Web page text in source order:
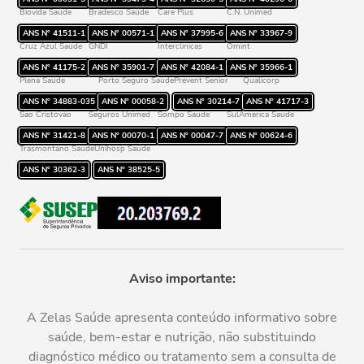
Biovida Saúde
ANS Nº 41511-1
Bradesco Saúde
ANS Nº 00571-1
Care Plus
ANS Nº 37995-6
C.N. Unimed
ANS Nº 33967-9
Cruz Azul Saúde
ANS Nº 41175-2
GNDI
ANS Nº 35901-7
Interclínicas
ANS Nº 42084-1
Omint
ANS Nº 35966-1
Plena Saúde
ANS Nº 34883-035
Porto Seguro Saúde
ANS Nº 00058-2
Prevent Senior
ANS Nº 30214-7
Qualicorp
ANS Nº 41717-3
São Cristóvão
ANS Nº 31421-8
Seguros Unimed
ANS Nº 00070-1
Sompo Saúde
ANS Nº 00047-7
SulAmérica Saúde
ANS Nº 00624-6
Trasmontano Saúde
ANS Nº 30362-3
Unihosp Saúde
ANS Nº 38525-5
Aviso importante:
A Zelas Saúde apresenta conteúdo informativo sobre
saúde, bem-estar e nutrição, não substituindo
diagnóstico médico ou tratamento sem a consulta de